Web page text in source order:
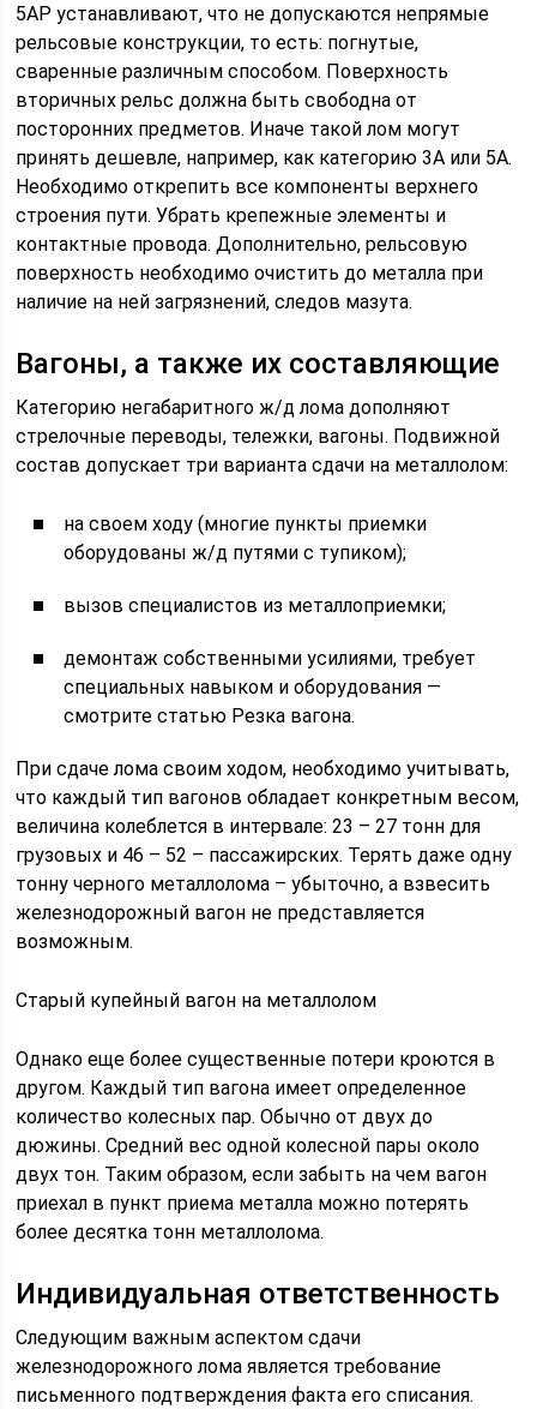
5АР устанавливают, что не допускаются непрямые
рельсовые конструкции, то есть: погнутые,
сваренные различным способом. Поверхность
вторичных рельс должна быть свободна от
посторонних предметов. Иначе такой лом могут
принять дешевле, например, как категорию 3А или 5А.
Необходимо открепить все компоненты верхнего
строения пути. Убрать крепежные элементы и
контактные провода. Дополнительно, рельсовую
поверхность необходимо очистить до металла при
наличие на ней загрязнений, следов мазута.
Вагоны, а также их составляющие
Категорию негабаритного ж/д лома дополняют
стрелочные переводы, тележки, вагоны. Подвижной
состав допускает три варианта сдачи на металлолом:
на своем ходу (многие пункты приемки
оборудованы ж/д путями с тупиком);
вызов специалистов из металлоприемки;
демонтаж собственными усилиями, требует
специальных навыком и оборудования —
смотрите статью Резка вагона.
При сдаче лома своим ходом, необходимо учитывать,
что каждый тип вагонов обладает конкретным весом,
величина колеблется в интервале: 23 – 27 тонн для
грузовых и 46 – 52 – пассажирских. Терять даже одну
тонну черного металлолома – убыточно, а взвесить
железнодорожный вагон не представляется
возможным.
Старый купейный вагон на металлолом
Однако еще более существенные потери кроются в
другом. Каждый тип вагона имеет определенное
количество колесных пар. Обычно от двух до
дюжины. Средний вес одной колесной пары около
двух тон. Таким образом, если забыть на чем вагон
приехал в пункт приема металла можно потерять
более десятка тонн металлолома.
Индивидуальная ответственность
Следующим важным аспектом сдачи
железнодорожного лома является требование
письменного подтверждения факта его списания.